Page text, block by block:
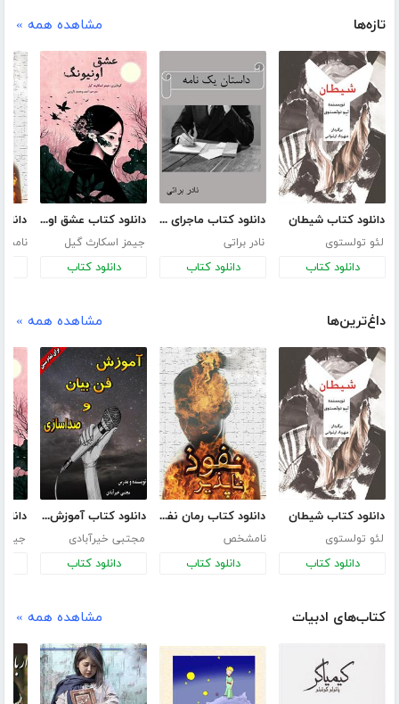
تازه‌ها مشاهده همه »
دانلود کتاب شیطان
لئو تولستوی
دانلود کتاب
دانلود کتاب ماجرای یک نامه
نادر براتی
دانلود کتاب
دانلود کتاب عشق اونیونگ
جیمز اسکارث گیل
دانلود کتاب
داغ‌ترین‌ها مشاهده همه »
دانلود کتاب شیطان
لئو تولستوی
دانلود کتاب
دانلود کتاب رمان نفوذ ناپذیر
نامشخص
دانلود کتاب
دانلود کتاب آموزش فن بیان و صداسازی
مجتبی خیرآبادی
دانلود کتاب
کتاب‌های ادبیات مشاهده همه »